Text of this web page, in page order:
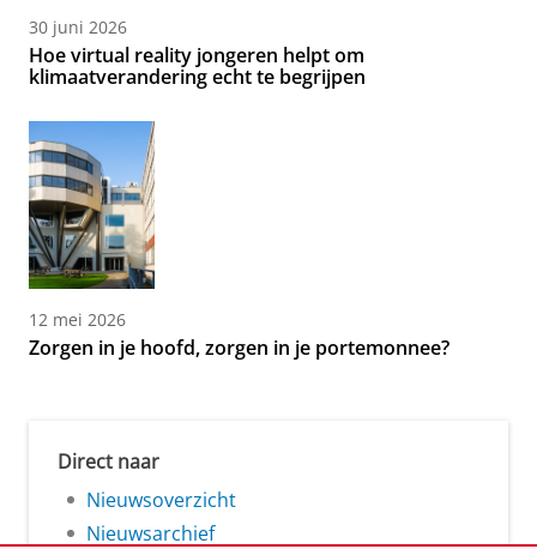
30 juni 2026
Hoe virtual reality jongeren helpt om
klimaatverandering echt te begrijpen
12 mei 2026
Zorgen in je hoofd, zorgen in je portemonnee?
Direct naar
Nieuwsoverzicht
Nieuwsarchief